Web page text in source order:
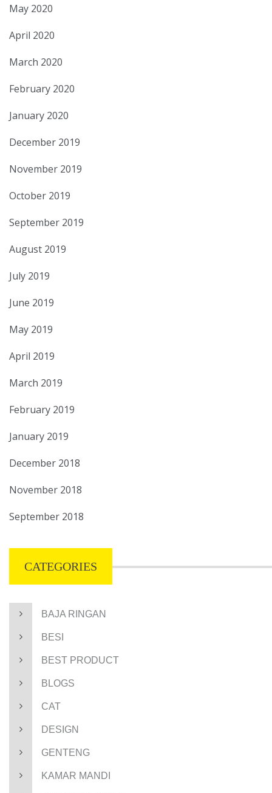
May 2020
April 2020
March 2020
February 2020
January 2020
December 2019
November 2019
October 2019
September 2019
August 2019
July 2019
June 2019
May 2019
April 2019
March 2019
February 2019
January 2019
December 2018
November 2018
September 2018
CATEGORIES
BAJA RINGAN
BESI
BEST PRODUCT
BLOGS
CAT
DESIGN
GENTENG
KAMAR MANDI